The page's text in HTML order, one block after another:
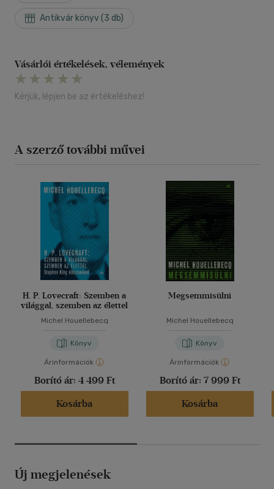
Antikvár könyv (3 db)
Vásárlói értékelések, vélemények
Kérjük, lépjen be az értékeléshez!
A szerző további művei
H. P. Lovecraft: Szemben a
világgal, szemben az élettel
Michel Houellebecq
Könyv
Árinformációk
Borító ár: 4 499 Ft
Kosárba
Megsemmisülni
Michel Houellebecq
Könyv
Árinformációk
Borító ár: 7 999 Ft
Kosárba
Új megjelenések